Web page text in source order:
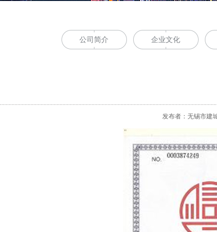
公司简介 企业文化
发布者：无锡市建